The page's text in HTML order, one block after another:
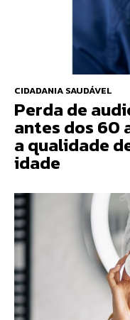
CIDADANIA SAUDÁVEL
Perda de
antes dos 60
a qualidade
idade